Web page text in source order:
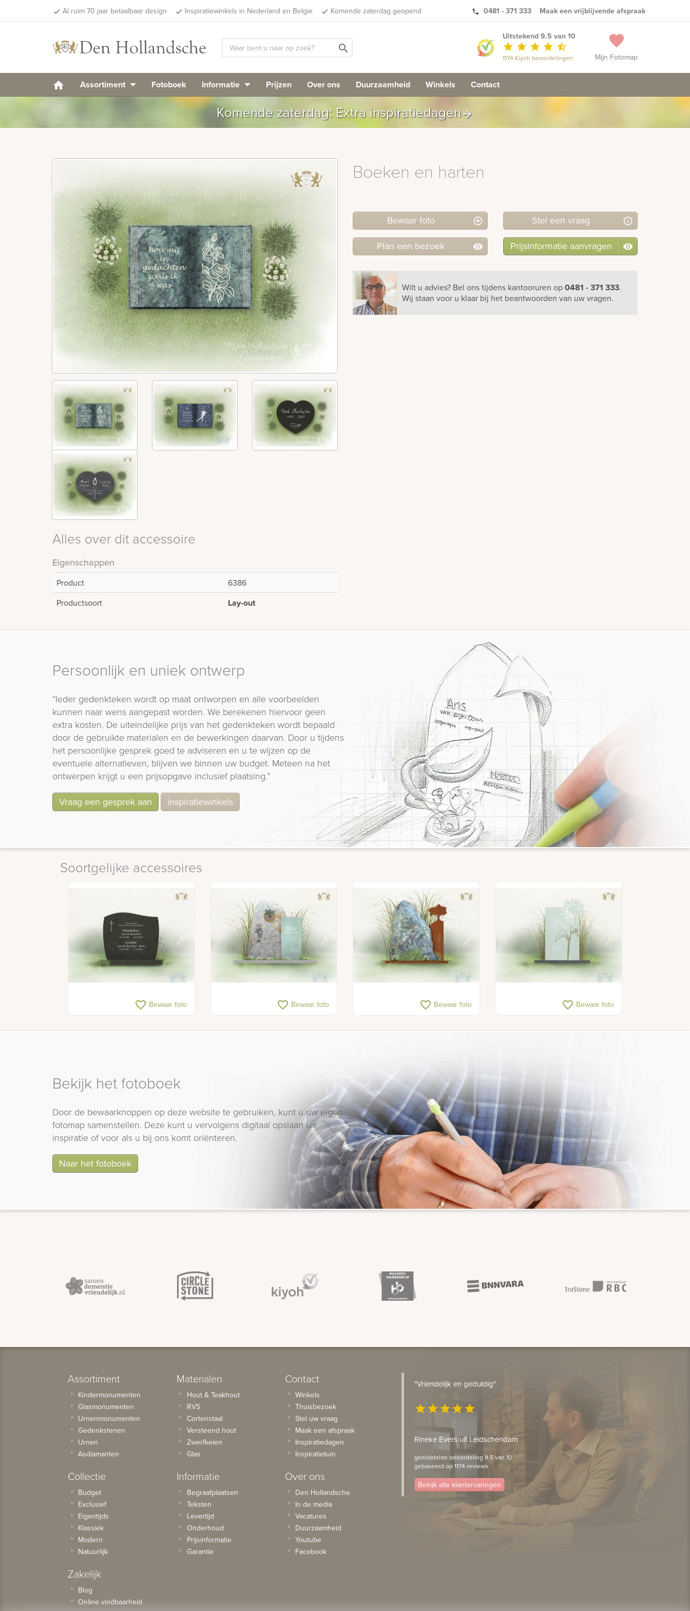
done Al ruim 70 jaar betaalbaar design done Inspiratiewinkels in Nederland en Belgie done Komende zaterdag geopend phone 0481 - 371 333 Maak een vrijblijvende afspraak
search favorite
Mijn Fotomap
Uitstekend 9.5 van 10
star star star star star_half
1174 Kiyoh beoordelingen
Assortiment Fotoboek Informatie Prijzen Over ons Duurzaamheid Winkels Contact
Komende zaterdag: Extra inspiratiedagenarrow_forward
Boeken en harten
Bewaar foto Stel een vraag
Plan een bezoek Prijsinformatie aanvragen
Wilt u advies? Bel onstijdens kantooruren op0481 - 371 333.
Wij staan voor u klaar bij het beantwoorden van uw vragen.
Alles over dit accessoire
Eigenschappen
Product
6386
Productsoort
Lay-out
Persoonlijk en uniek ontwerp
“Ieder gedenkteken wordt op maat ontworpen en alle voorbeelden
kunnen naar wens aangepast worden. We berekenen hiervoor geen
extra kosten. De uiteindelijke prijs van het gedenkteken wordt bepaald
door de gebruikte materialen en de bewerkingen daarvan. Door u tijdens
het persoonlijke gesprek goed te adviseren en u te wijzen op de
eventuele alternatieven, blijven we binnen uw budget. Meteen na het
ontwerpen krijgt u een prijsopgave inclusief plaatsing.”
Vraag een gesprek aan inspiratiewinkels
Soortgelijke accessoires
favorite_border Bewaar foto favorite_border Bewaar foto favorite_border Bewaar foto favorite_border Bewaar foto
Bekijk het fotoboek
Door de bewaarknoppen op deze website te gebruiken, kunt u uw eigen
fotomap samenstellen. Deze kunt u vervolgens digitaal opslaan ter
inspiratie of voor als u bij ons komt oriënteren.
Naar het fotoboek
Assortiment
Kindermonumenten
Glasmonumenten
Urnenmonumenten
Gedenkstenen
Urnen
Asdiamanten
Collectie
Budget
Exclusief
Eigentijds
Klassiek
Modern
Natuurlijk
Zakelijk
Blog
Online vindbaarheid
Materialen
Hout & Teakhout
RVS
Cortenstaal
Versteend hout
Zwerfkeien
Glas
Informatie
Begraafplaatsen
Teksten
Levertijd
Onderhoud
Prijsinformatie
Garantie
Contact
Winkels
Thuisbezoek
Stel uw vraag
Maak een afspraak
Inspiratiedagen
Inspiratietuin
Over ons
Den Hollandsche
In de media
Vacatures
Duurzaamheid
Youtube
Facebook
"Vriendelijk en geduldig"
starstarstarstarstar
Rineke Evers uit Leidschendam
gemiddelde beoordeling 9.5 van 10
gebaseerd op 1174 reviews
Bekijk alle klantervaringen